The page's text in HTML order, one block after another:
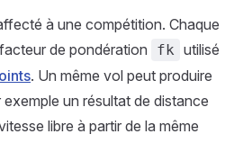
à une compétition. Chaque
de pondération
fk utilisé
. Un même vol peut produire
un résultat de distance
libre à partir de la même